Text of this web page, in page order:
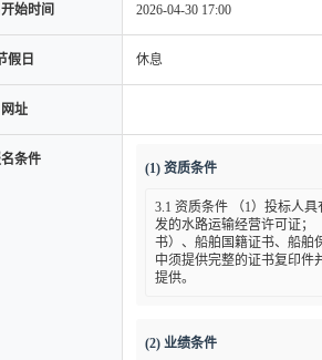
始时间 2026-04-30 17:00
假日 休息
网址
条件
(1) 资质条件
3.1 资质条件 （1）投标人
发的水路运输经营许可证；
书）、船舶国籍证书、船舶
中须提供完整的证书复印件
提供。
(2) 业绩条件